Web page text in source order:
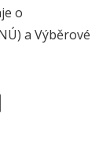
o
a Výběrové